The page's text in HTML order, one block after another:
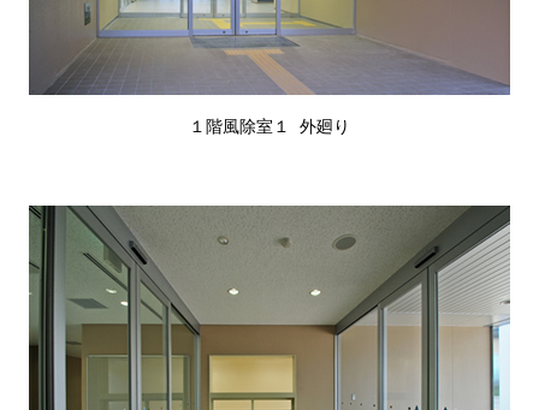
１階風除室１ 外廻り